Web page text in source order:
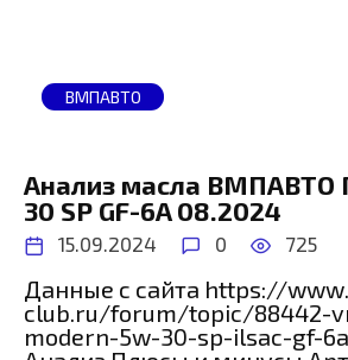
ВМПАВТО
Анализ масла ВМПАВТО
30 SP GF-6A 08.2024
15.09.2024 0 725
Данные с сайта https://
club.ru/forum/topic/88442-
modern-5w-30-sp-ilsac-gf-